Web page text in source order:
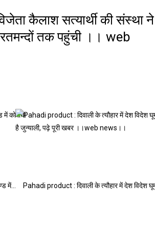
कैलाश सत्यार्थी की संस्था ने
तक पहुंची ।। web
में… Pahadi product : दिवाली के त्यौहार में देश विदेश